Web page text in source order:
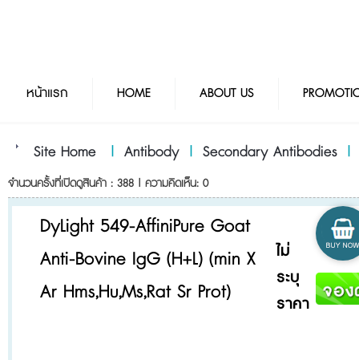
หน้าแรก HOME ABOUT US
Site Home | Antibody | Secondary Antibodies
จำนวนครั้งที่เปิดดูสินค้า : 388 | ความคิดเห็น: 0
DyLight 549-AffiniPure Goat
Anti-Bovine IgG (H+L) (min X
Ar Hms,Hu,Ms,Rat Sr Prot)
ไม่
ระบุ
ราคา